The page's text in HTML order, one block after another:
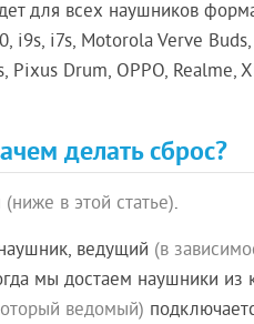
для всех наушников
i9s, i7s, Motorola Verve Buds,
Pixus Drum, OPPO, Realme,
делать сброс?
(ниже в этой статье).
ведущий (в
мы достаем наушники из
ведомый)